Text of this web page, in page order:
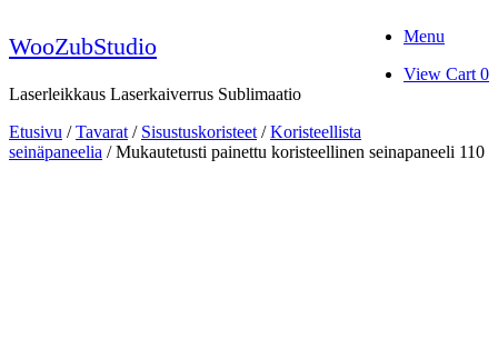
to
content
WooZubStudio
Laserleikkaus Laserkaiverrus Sublimaatio
Menu
View
View Cart 0
Etusivu /Tavarat / Sisustuskoristeet /Koristeellista
seinäpaneelia / Mukautetusti painettu koristeellinen seinapaneeli 110